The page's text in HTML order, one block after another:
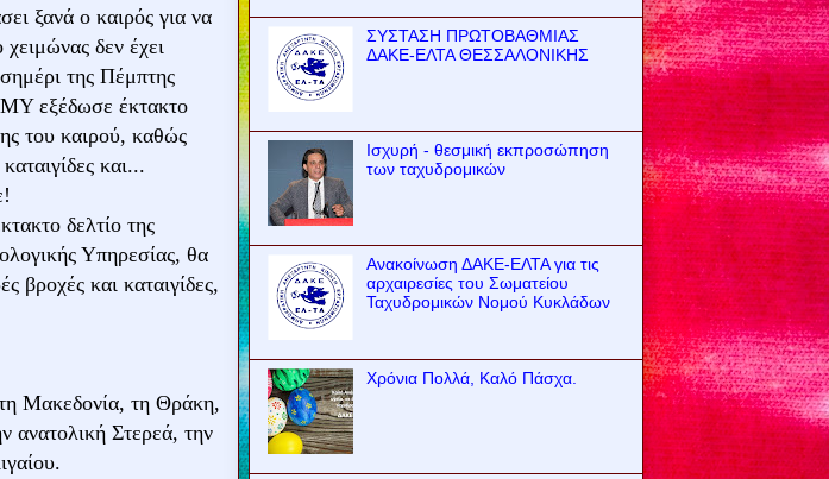
ξανά ο καιρός για να
χειμώνας δεν έχει
της Πέμπτης
εξέδωσε έκτακτο
του καιρού, καθώς
και...
δελτίο της
Υπηρεσίας, θα
βροχές και καταιγίδες,
Μακεδονία, τη Θράκη,
ανατολική Στερεά, την
ΣΥΣΤΑΣΗ ΠΡΩΤΟΒΑΘΜΙΑΣ
ΔΑΚΕ-ΕΛΤΑ ΘΕΣΣΑΛΟΝΙΚΗΣ
Ισχυρή - θεσμική εκπροσώπηση
των ταχυδρομικών
Ανακοίνωση ΔΑΚΕ-ΕΛΤΑ για τις
αρχαιρεσίες του Σωματείου
Ταχυδρομικών Νομού Κυκλάδων
Χρόνια Πολλά, Καλό Πάσχα.